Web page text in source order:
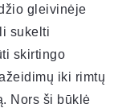
gleivinėje
sukelti
skirtingo
iki rimtų
Nors ši būklė